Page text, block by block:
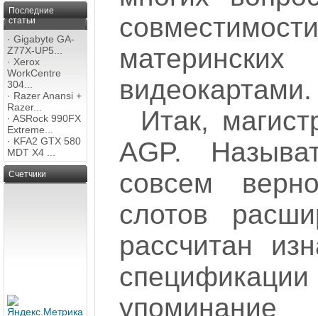
Последние
статьи
· Gigabyte GA-
Z77X-UP5...
· Xerox
WorkCentre
304...
· Razer Anansi +
Razer...
· ASRock 990FX
Extreme...
· KFA2 GTX 580
MDT X4 ...
Счетчики
видеокартами.
Итак,
AGP.
совсем
слотов
рассчитан